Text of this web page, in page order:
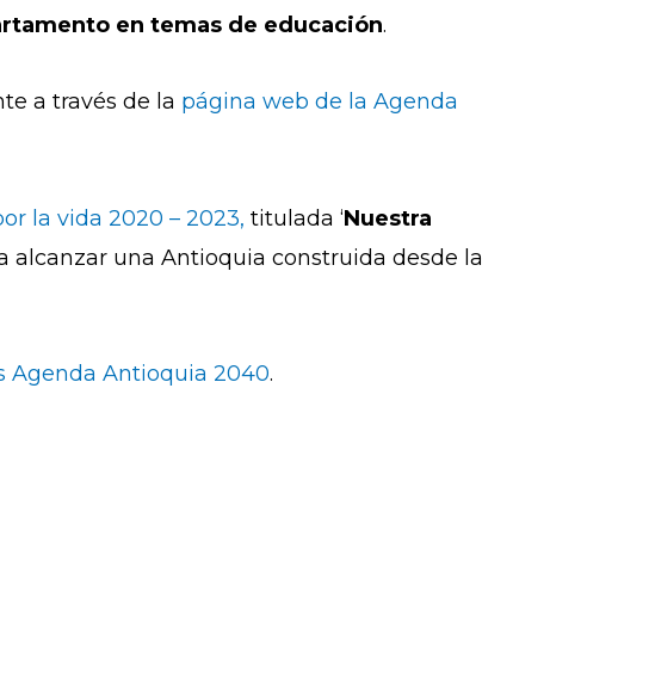
en temas de educación.
a través de la página web de la Agenda
la vida 2020 – 2023, titulada ‘Nuestra
alcanzar una Antioquia construida desde la
Agenda Antioquia 2040.